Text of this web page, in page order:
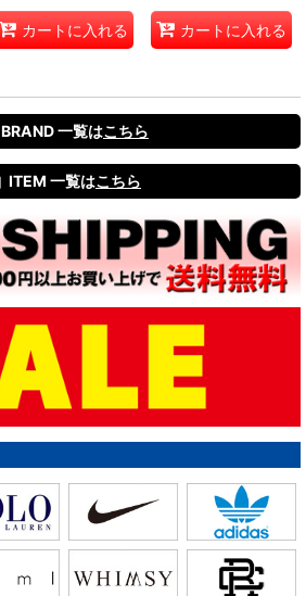
カートに入れる カートに入れる
BRAND 一覧はこちら
ITEM 一覧はこちら